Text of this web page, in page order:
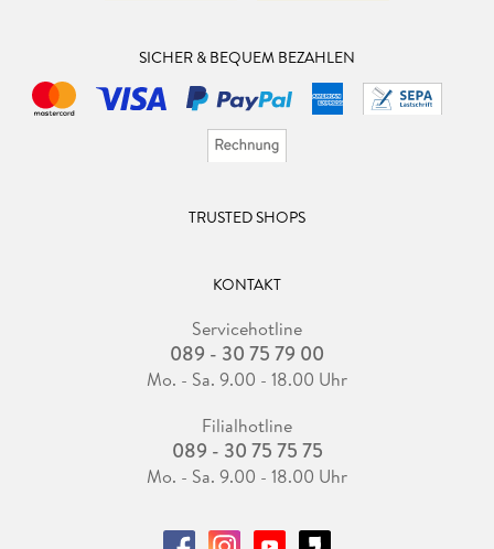
SICHER & BEQUEM BEZAHLEN
TRUSTED SHOPS
KONTAKT
Servicehotline
089 - 30 75 79 00
Mo. - Sa. 9.00 - 18.00 Uhr
Filialhotline
089 - 30 75 75 75
Mo. - Sa. 9.00 - 18.00 Uhr